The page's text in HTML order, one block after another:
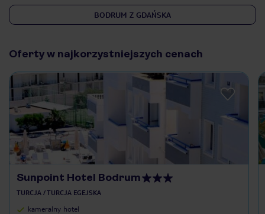
BODRUM Z GDAŃSKA
Oferty w najkorzystniejszych cenach
Sunpoint Hotel Bodrum
TURCJA / TURCJA EGEJSKA
kameralny hotel